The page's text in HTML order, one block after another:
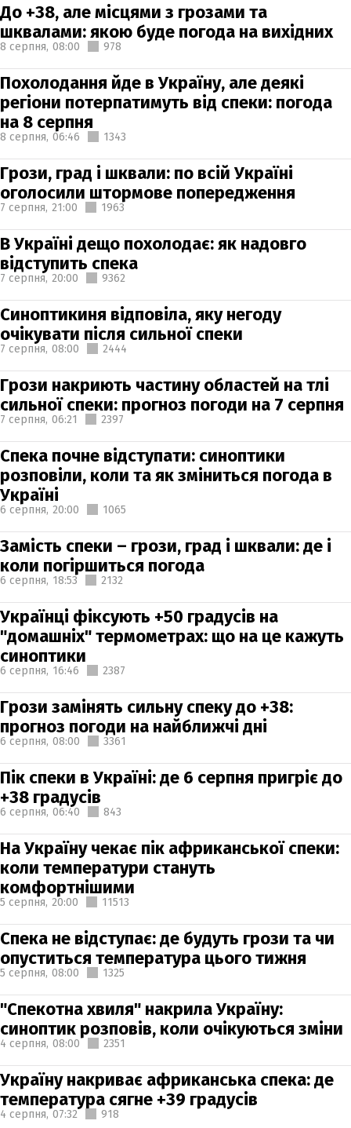
До +38, але місцями з грозами та
шквалами: якою буде погода на вихідних
8 серпня, 08:00 978
Похолодання йде в Україну, але деякі
регіони потерпатимуть від спеки: погода
на 8 серпня
8 серпня, 06:46 1343
Грози, град і шквали: по всій Україні
оголосили штормове попередження
7 серпня, 21:00 1963
В Україні дещо похолодає: як надовго
відступить спека
7 серпня, 20:00 9362
Синоптикиня відповіла, яку негоду
очікувати після сильної спеки
7 серпня, 08:00 2444
Грози накриють частину областей на тлі
сильної спеки: прогноз погоди на 7 серпня
7 серпня, 06:21 2397
Спека почне відступати: синоптики
розповіли, коли та як зміниться погода в
Україні
6 серпня, 20:00 1065
Замість спеки – грози, град і шквали: де і
коли погіршиться погода
6 серпня, 18:53 2132
Українці фіксують +50 градусів на
"домашніх" термометрах: що на це кажуть
синоптики
6 серпня, 16:46 2387
Грози замінять сильну спеку до +38:
прогноз погоди на найближчі дні
6 серпня, 08:00 3361
Пік спеки в Україні: де 6 серпня пригріє до
+38 градусів
6 серпня, 06:40 843
На Україну чекає пік африканської спеки:
коли температури стануть
комфортнішими
5 серпня, 20:00 11513
Спека не відступає: де будуть грози та чи
опуститься температура цього тижня
5 серпня, 08:00 1325
"Спекотна хвиля" накрила Україну:
синоптик розповів, коли очікуються зміни
4 серпня, 08:00 2351
Україну накриває африканська спека: де
температура сягне +39 градусів
4 серпня, 07:32 918